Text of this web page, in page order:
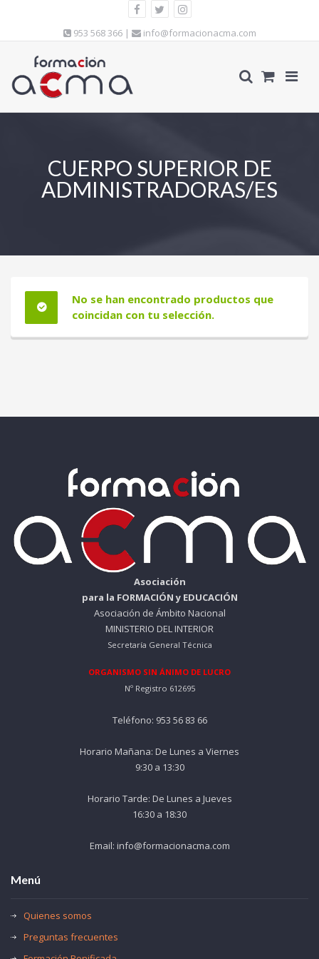
953 568 366 | info@formacionacma.com
CUERPO SUPERIOR DE
ADMINISTRADORAS/ES
No se han encontrado productos que
coincidan con tu selección.
Asociación
para la FORMACIÓN y EDUCACIÓN
Asociación de Ámbito Nacional
MINISTERIO DEL INTERIOR
Secretaría General Técnica
ORGANISMO SIN ÁNIMO DE LUCRO
Nº Registro 612695
Teléfono: 953 56 83 66
Horario Mañana: De Lunes a Viernes
9:30 a 13:30
Horario Tarde: De Lunes a Jueves
16:30 a 18:30
Email: info@formacionacma.com
Menú
Quienes somos
Preguntas frecuentes